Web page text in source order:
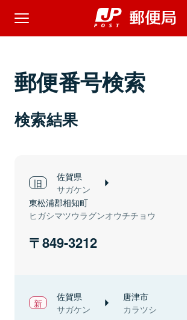
郵便番号検索
検索結果
佐賀県
サガケン
東松浦郡相知町
ヒガシマツウラグンオウチチョウ
849-3212
佐賀県
サガケン
唐津市
カラツシ